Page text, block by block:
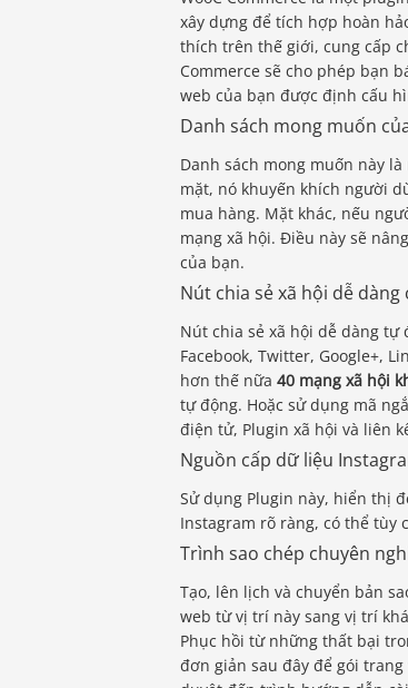
xây dựng để tích hợp hoàn
thích trên thế giới, cung cấp
Commerce sẽ cho phép bạn
web của bạn được định cấu
Danh sách mong muốn
Danh sách mong muốn này
mặt, nó khuyến khích người
mua hàng. Mặt khác, nếu
mạng xã hội. Điều này sẽ
của bạn.
Nút chia sẻ xã hội dễ dàng
Nút chia sẻ xã hội dễ dàng
Facebook, Twitter, Google+,
hơn thế nữa 40 mạng xã hội
tự động. Hoặc sử dụng mã
điện tử, Plugin xã hội và liên
Nguồn cấp dữ liệu
Sử dụng Plugin này, hiển thị
Instagram rõ ràng, có thể tùy
Trình sao chép chuyên
Tạo, lên lịch và chuyển bản
web từ vị trí này sang vị trí
Phục hồi từ những thất bại
đơn giản sau đây để gói